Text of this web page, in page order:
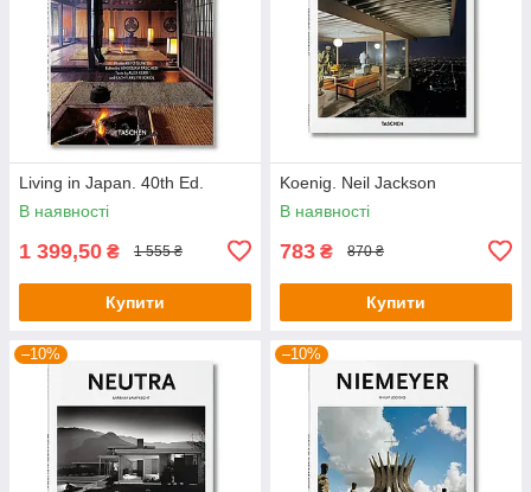
Living in Japan. 40th Ed.
В наявності
1 399,50 ₴ 1 555 ₴
Купити
Koenig. Neil Jackson
В наявності
783 ₴ 870 ₴
Купити
–10% –10%